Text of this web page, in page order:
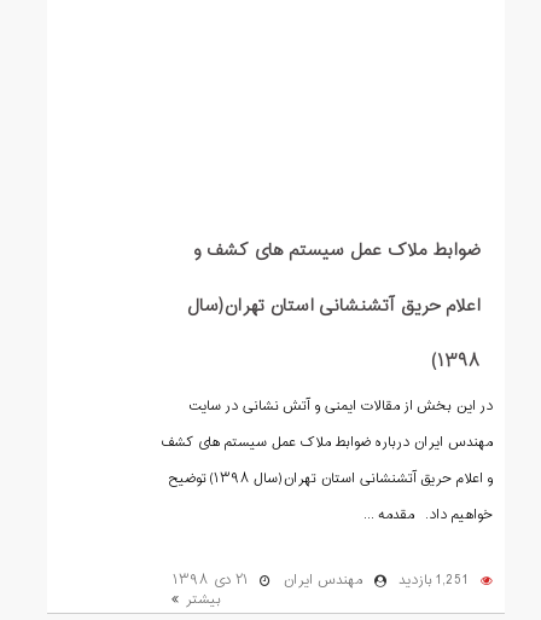
ضوابط ملاک عمل سیستم های کشف و
اعلام حریق آتشنشانی استان تهران(سال
۱۳۹۸)
در این بخش از مقالات ایمنی و آتش نشانی در سایت
مهندس ایران درباره ضوابط ملاک عمل سیستم های کشف
و اعلام حریق آتشنشانی استان تهران(سال ۱۳۹۸) توضیح
خواهیم داد. مقدمه ...
1,251 بازدید مهندس ایران ۲۱ دی ۱۳۹۸
بیشتر